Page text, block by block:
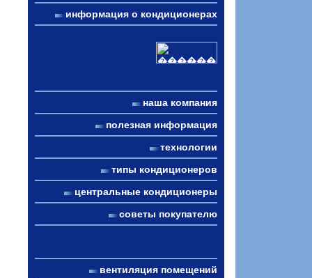
информация о кондиционерах
наша компания
полезная информация
технологии
типы кондиционеров
центральные кондиционеры
советы покупателю
вентиляция помещений